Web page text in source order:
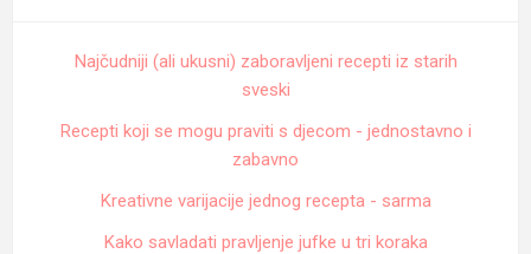
Najčudniji (ali ukusni) zaboravljeni recepti iz starih
sveski
Recepti koji se mogu praviti s djecom - jednostavno i
zabavno
Kreativne varijacije jednog recepta - sarma
Kako savladati pravljenje jufke u tri koraka